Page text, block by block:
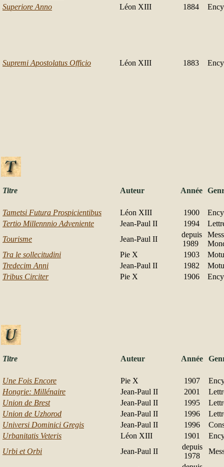
Superiore Anno
Léon XIII 1884
Supremi Apostolatus Officio Léon XIII 1883
Titre Auteur Année
Tametsi Futura Prospicientibus Léon XIII 1900
Tertio Millennnio Adveniente
Jean-Paul II 1994
Tourisme
Jean-Paul II
depuis
1989
Tra le sollecitudini
Pie X 1903
Tredecim Anni
Jean-Paul II 1982
Tribus Circiter
Pie X 1906
Titre Auteur Année
Une Fois Encore Pie X 1907
Hongrie: Millénaire
Jean-Paul II 2001
Union de Brest
Jean-Paul II 1995
Union de Uzhorod
Jean-Paul II 1996
Universi Dominici Gregis
Jean-Paul II 1996
Urbanitatis Veteris
Léon XIII 1901
Urbi et Orbi
Jean-Paul II
depuis
1978